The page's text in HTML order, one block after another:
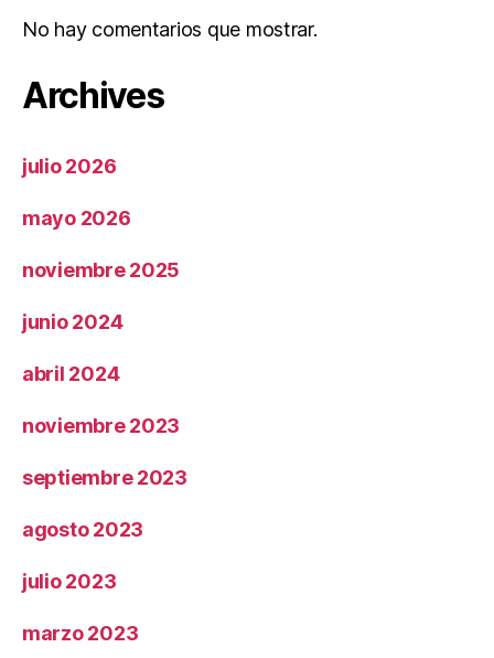
No hay comentarios que mostrar.
Archives
julio 2026
mayo 2026
noviembre 2025
junio 2024
abril 2024
noviembre 2023
septiembre 2023
agosto 2023
julio 2023
marzo 2023